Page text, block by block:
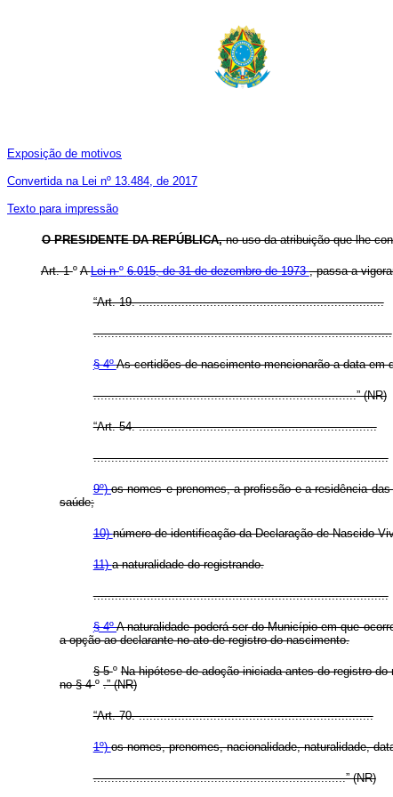
Exposição de motivos
Convertida na Lei nº 13.484, de 2017
Texto para impressão
O PRESIDENTE DA REPÚBLICA,no uso da atribuição que lhe
Art. 1ºALei nº6.015, de 31 de dezembro de 1973, passa a
“Art. 19. .....................................................................
....................................................................................
§ 4ºAs certidões de nascimento mencionarão a data
..........................................................................” (NR)
“Art. 54. ...................................................................
...................................................................................
9º)os nomes e prenomes, a profissão e a residência
saúde;
10)número de identificação da Declaração de Nascido
11)a naturalidade do registrando.
...................................................................................
§ 4ºA naturalidade poderá ser do Município em que
a opção ao declarante no ato de registro do nascimento.
§ 5ºNa hipótese de adoção iniciada antes do registro
no § 4º .” (NR)
“Art. 70. ..................................................................
1º)os nomes, prenomes, nacionalidade, naturalidade,
.......................................................................” (NR)